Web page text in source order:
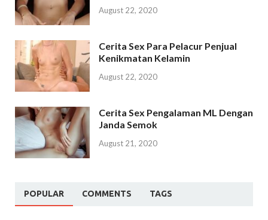
August 22, 2020
Cerita Sex Para Pelacur Penjual
Kenikmatan Kelamin
August 22, 2020
Cerita Sex Pengalaman ML Dengan
Janda Semok
August 21, 2020
POPULAR COMMENTS TAGS